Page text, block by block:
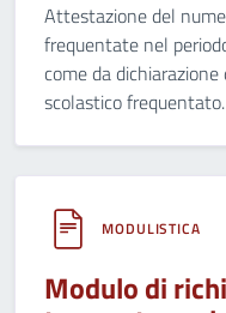
Attestazione del
frequentate nel
come da
scolastico frequentato.
MODULISTICA
Modulo di